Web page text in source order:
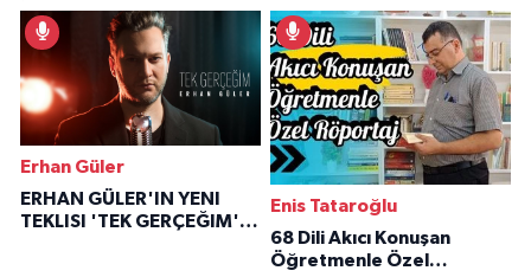
İlham Veren Hikâyeler
Erhan Güler
ERHAN GÜLER'IN YENI
TEKLISI 'TEK GERÇEĞIM'LE
Enis Tataroğlu
68 Dili Akıcı Konuşan
Öğretmenle Özel